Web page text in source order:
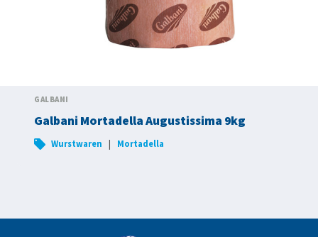
GALBANI
Galbani Mortadella Augustissima 9kg
Wurstwaren | Mortadella